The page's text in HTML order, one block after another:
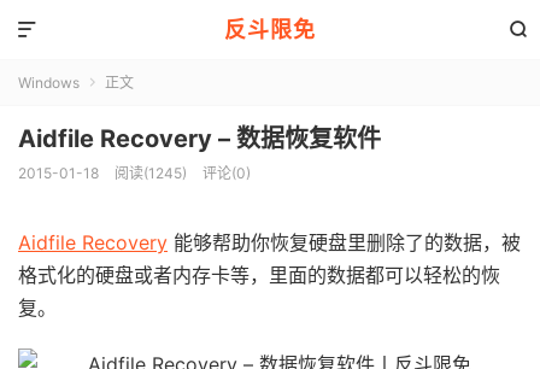
反斗限免 

Windows  正文
Aidfile Recovery – 数据恢复软件
2015-01-18 阅读(1245) 评论(0)
Aidfile Recovery 能够帮助你恢复硬盘里删除了的数据，被
格式化的硬盘或者内存卡等，里面的数据都可以轻松的恢
复。